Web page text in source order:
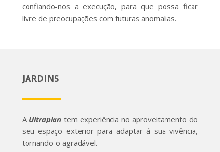
confiando-nos a execução, para que possa ficar
livre de preocupações com futuras anomalias.
JARDINS
A Ultraplan tem experiência no aproveitamento do
seu espaço exterior para adaptar á sua vivência,
tornando-o agradável.